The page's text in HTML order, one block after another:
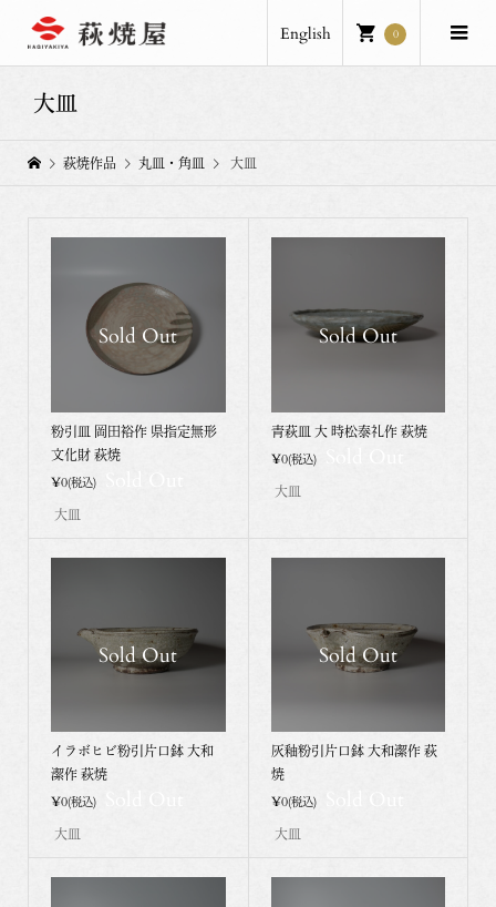
English 0
大皿
萩焼作品 丸皿・角皿 大皿
Sold Out
粉引皿 岡田裕作 県指定無形
文化財 萩焼
¥0(税込)
大皿
Sold Out
青萩皿 大 時松泰礼作 萩焼
¥0(税込)
大皿
Sold Out
イラボヒビ粉引片口鉢 大和
潔作 萩焼
¥0(税込)
大皿
Sold Out
灰釉粉引片口鉢 大和潔作 萩
焼
¥0(税込)
大皿